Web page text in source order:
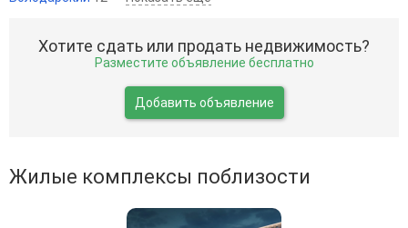
Хотите сдать или продать недвижимость?
Разместите объявление бесплатно
Добавить объявление
Жилые комплексы поблизости